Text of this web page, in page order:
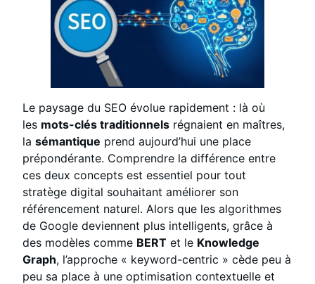
Le paysage du SEO évolue rapidement : là où
les mots-clés traditionnels régnaient en maîtres,
la sémantique prend aujourd’hui une place
prépondérante. Comprendre la différence entre
ces deux concepts est essentiel pour tout
stratège digital souhaitant améliorer son
référencement naturel. Alors que les algorithmes
de Google deviennent plus intelligents, grâce à
des modèles comme BERT et le Knowledge
Graph, l’approche « keyword-centric » cède peu à
peu sa place à une optimisation contextuelle et